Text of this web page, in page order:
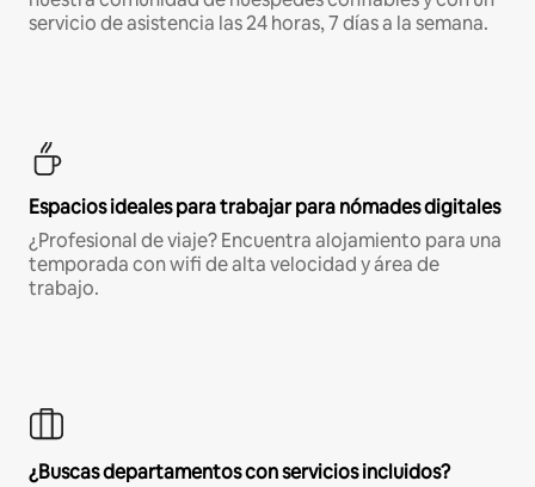
servicio de asistencia las 24 horas, 7 días a la semana.
Espacios ideales para trabajar para nómades digitales
¿Profesional de viaje? Encuentra alojamiento para una
temporada con wifi de alta velocidad y área de
trabajo.
¿Buscas departamentos con servicios incluidos?